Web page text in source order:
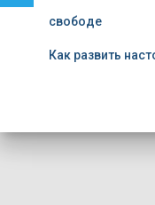
свободе
Как развить